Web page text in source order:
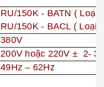
RU/150K - BATN ( Loại
RU/150K - BACL ( Loại
380V
200V hoặc 220V ± 2- 3
49Hz – 62Hz